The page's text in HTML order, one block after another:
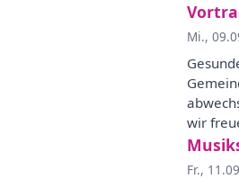
Mi.,
wir
Fr.,